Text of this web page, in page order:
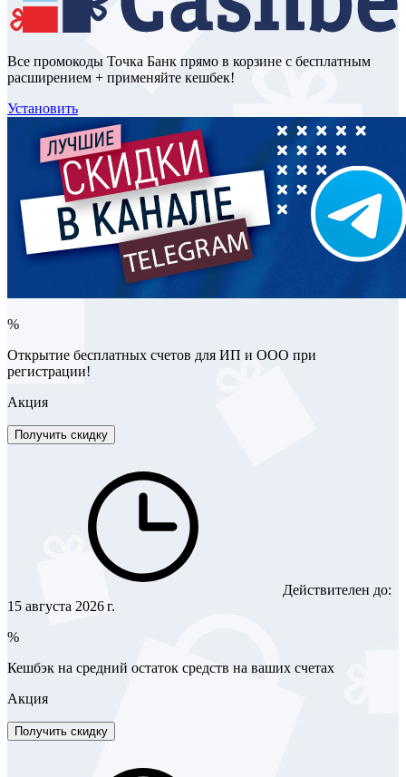
Все промокоды Точка Банк прямо в корзине с бесплатным
расширением + применяйте кешбек!
Установить
%
Открытие бесплатных счетов для ИП и ООО при
регистрации!
Акция
Получить скидку
Действителен до:
15 августа 2026 г.
%
Кешбэк на средний остаток средств на ваших счетах
Акция
Получить скидку